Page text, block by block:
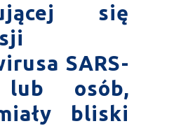
się
SARS-
lub osób,
bliski